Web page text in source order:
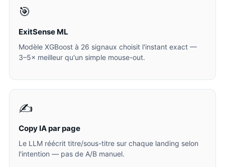
🎯
ExitSense ML
Modèle XGBoost à 26 signaux choisit l'instant exact —
3–5× meilleur qu'un simple mouse-out.
✍️
Copy IA par page
Le LLM réécrit titre/sous-titre sur chaque landing selon
l'intention — pas de A/B manuel.